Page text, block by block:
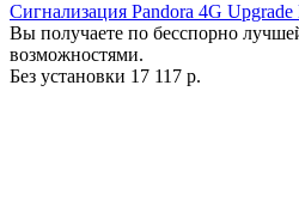
Сигнализация Pandora 4G
Вы получаете по бесспорно
возможностями.
Без установки 17 117 р.